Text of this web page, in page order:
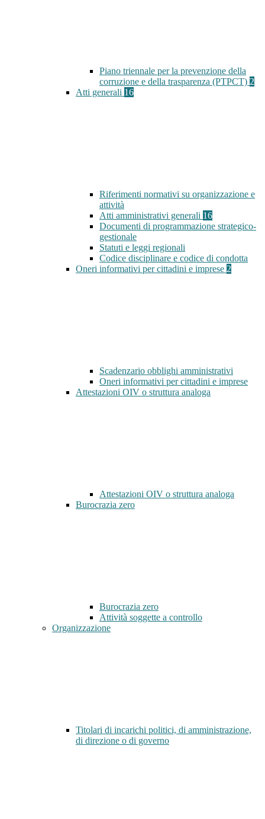
Piano triennale per la prevenzione della
corruzione e della trasparenza (PTPCT) 2
Atti generali 16
Riferimenti normativi su organizzazione e
attività
Atti amministrativi generali 16
Documenti di programmazione strategico-
gestionale
Statuti e leggi regionali
Codice disciplinare e codice di condotta
Oneri informativi per cittadini e imprese 2
Scadenzario obblighi amministrativi
Oneri informativi per cittadini e imprese
Attestazioni OIV o struttura analoga
Attestazioni OIV o struttura analoga
Burocrazia zero
Burocrazia zero
Attività soggette a controllo
Organizzazione
Titolari di incarichi politici, di amministrazione,
di direzione o di governo